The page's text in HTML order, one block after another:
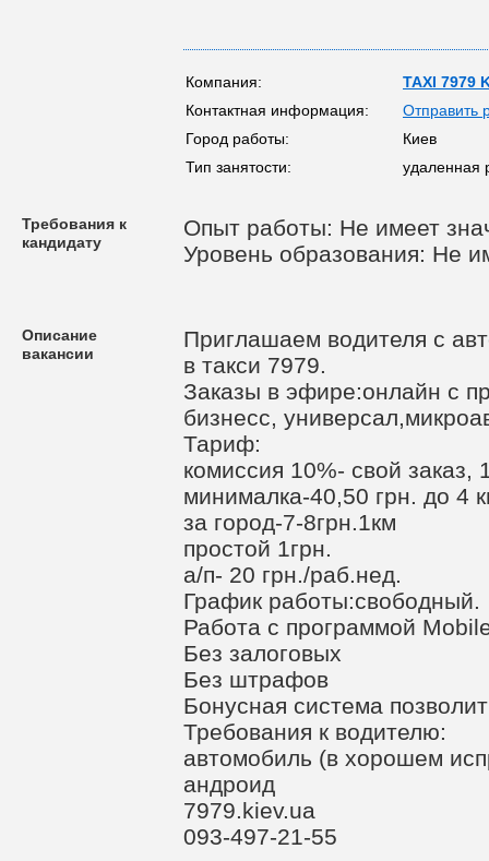
Компания:
TAXI 7979
Контактная информация:
Отправить
Город работы:
Киев
Тип занятости:
удаленная
Требования к
кандидату
Опыт работы: Не имеет
Уровень образования: Не
Описание
вакансии
Приглашаем водителя с
в такси 7979.
Заказы в эфире:онлайн с
бизнесс,
Тариф:
комиссия 10%- свой заказ,
минималка-40,50 грн. до 4
за город-7-8грн.1км
простой 1грн.
а/п- 20 грн./раб.нед.
График работы:свободный.
Работа с программой
Без залоговых
Без штрафов
Бонусная система
Требования к водителю:
автомобиль (в хорошем
андроид
7979.kiev.ua
093-497-21-55